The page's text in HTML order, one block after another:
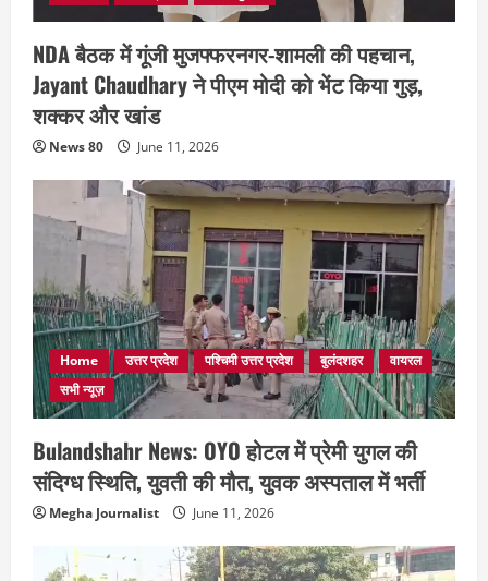
NDA बैठक में गूंजी मुजफ्फरनगर-शामली की पहचान,
Jayant Chaudhary ने पीएम मोदी को भेंट किया गुड़,
शक्कर और खांड
News 80 June 11, 2026
Home उत्तर प्रदेश पश्चिमी उत्तर प्रदेश बुलंदशहर
वायरल
सभी न्यूज़
Bulandshahr News: OYO होटल में प्रेमी युगल की
संदिग्ध स्थिति, युवती की मौत, युवक अस्पताल में भर्ती
Megha Journalist June 11, 2026